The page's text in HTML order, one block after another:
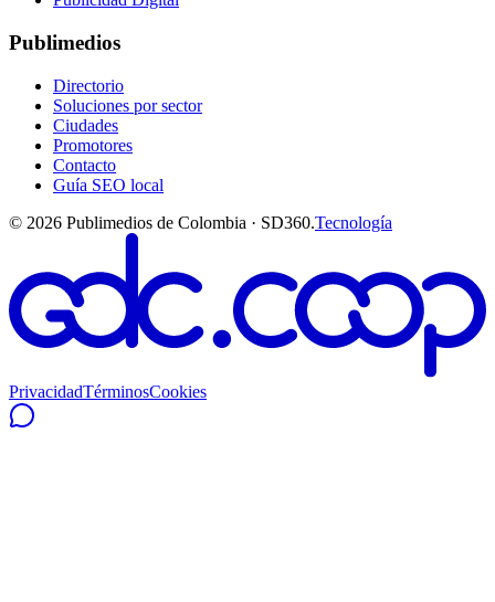
Publimedios
Directorio
Soluciones por sector
Ciudades
Promotores
Contacto
Guía SEO local
© 2026 Publimedios de Colombia · SD360.Tecnología
PrivacidadTérminosCookies